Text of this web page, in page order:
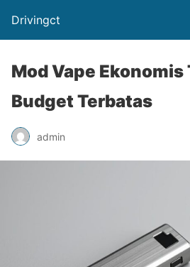
Drivingct
Mod Vape
Budget Terbatas
admin